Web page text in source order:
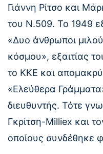
Γιάννη Ρίτσο και
του Ν.509. Το 1949
«Δυο άνθρωποι
κόσμου», εξαιτίας
το ΚΚΕ και
«Ελεύθερα
διευθυντής. Τότε
Γκρίτση-Μilliex και
οποίους συνδέθηκε